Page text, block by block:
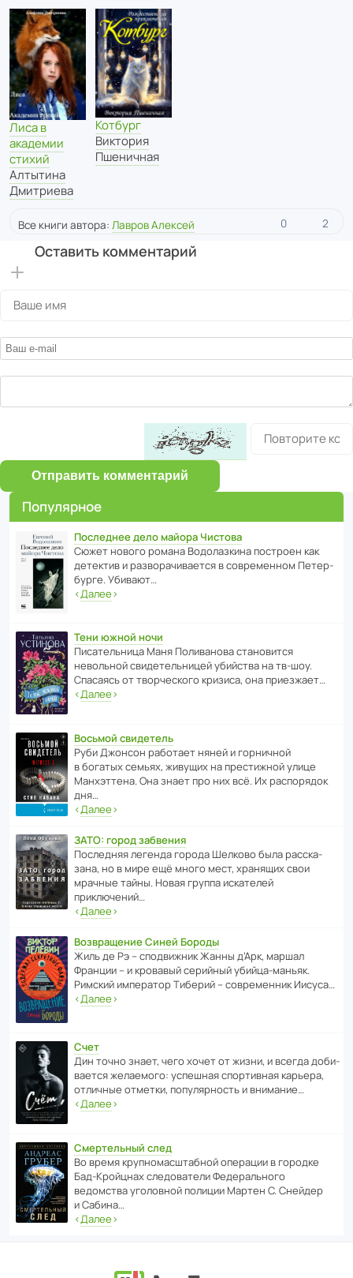
Лиса в
академии
стихий
Алтытина
Дмитриева
Котбург
Виктория
Пшеничная
Все книги автора: Лавров Алексей 0 2
Оставить комментарий
Отправить комментарий
Популярное
Последнее дело майора Чистова
Сюжет нового романа Водо­ла­з­кина пост­роен как
дете­ктив и разво­ра­чи­ва­ется в совре­менном Пете­р­
бурге. Убивают…
‹Далее›
Тени южной ночи
Писа­тель­ница Маня Поли­ва­нова стано­вится
невольной свиде­тель­ницей убийства на тв-шоу.
Спасаясь от твор­че­с­кого кризиса, она приезжает…
‹Далее›
Восьмой свидетель
Руби Джонсон рабо­тает няней и горни­чной
в богатых семьях, живущих на прес­ти­жной улице
Манх­эт­тена. Она знает про них всё. Их распо­рядок
дня…
‹Далее›
ЗАТО: город забвения
После­дняя легенда города Шелково была расска­
зана, но в мире ещё много мест, хранящих свои
мрачные тайны. Новая группа иска­телей
приключений…
‹Далее›
Возвращение Синей Бороды
Жиль де Рэ – спод­ви­жник Жанны д’Арк, маршал
Франции – и кровавый серийный убийца-маньяк.
Римский импе­ратор Тиберий – совре­менник Иисуса…
‹Далее›
Счет
Дин точно знает, чего хочет от жизни, и всегда доби­
ва­ется жела­е­мого: успе­шная спор­ти­вная карьера,
отли­чные отметки, попу­ля­р­ность и внимание…
‹Далее›
Смертельный след
Во время круп­но­мас­ш­та­бной операции в городке
Бад‑Крой­цнах следо­ва­тели Феде­раль­ного
ведомства уголо­вной полиции Мартен С. Снейдер
и Сабина…
‹Далее›